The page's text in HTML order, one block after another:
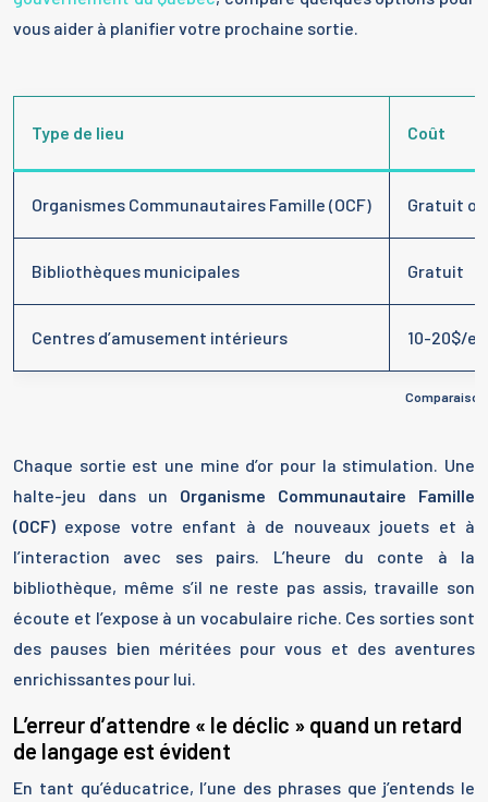
vous aider à planifier votre prochaine sortie.
Comparaison
Type de lieu Coût
Organismes Communautaires Famille (OCF) Gratuit
Bibliothèques municipales Gratuit
Centres d’amusement intérieurs 10-20$/
Chaque sortie est une mine d’or pour la stimulation. Une
halte-jeu dans un Organisme Communautaire Famille
(OCF) expose votre enfant à de nouveaux jouets et à
l’interaction avec ses pairs. L’heure du conte à la
bibliothèque, même s’il ne reste pas assis, travaille son
écoute et l’expose à un vocabulaire riche. Ces sorties sont
des pauses bien méritées pour vous et des aventures
enrichissantes pour lui.
L’erreur d’attendre « le déclic » quand un retard
de langage est évident
En tant qu’éducatrice, l’une des phrases que j’entends le